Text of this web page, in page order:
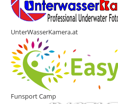
UnterWasserKamera.at
Funsport Camp